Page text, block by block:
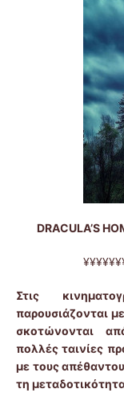
DRACULA’S
Στις
παρουσιάζονται
σκοτώνονται
πολλές ταινίες
με τους
τη